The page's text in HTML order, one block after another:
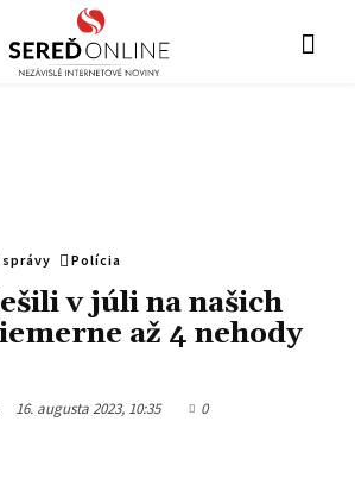
Polícia
v júli na našich
až 4 nehody
16. augusta 2023, 10:35 0